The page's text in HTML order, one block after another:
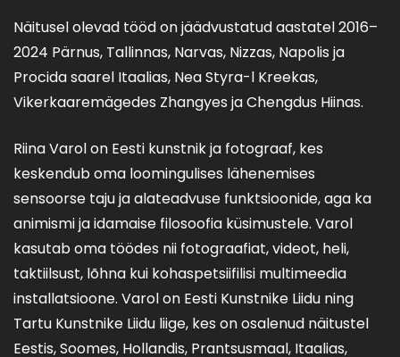
Näitusel olevad tööd on jäädvustatud aastatel 2016–
2024 Pärnus, Tallinnas, Narvas, Nizzas, Napolis ja
Procida saarel Itaalias, Nea Styra-l Kreekas,
Vikerkaaremägedes Zhangyes ja Chengdus Hiinas.
Riina Varol on Eesti kunstnik ja fotograaf, kes
keskendub oma loomingulises lähenemises
sensoorse taju ja alateadvuse funktsioonide, aga ka
animismi ja idamaise filosoofia küsimustele. Varol
kasutab oma töödes nii fotograafiat, videot, heli,
taktiilsust, lõhna kui kohaspetsiifilisi multimeedia
installatsioone. Varol on Eesti Kunstnike Liidu ning
Tartu Kunstnike Liidu liige, kes on osalenud näitustel
Eestis, Soomes, Hollandis, Prantsusmaal, Itaalias,